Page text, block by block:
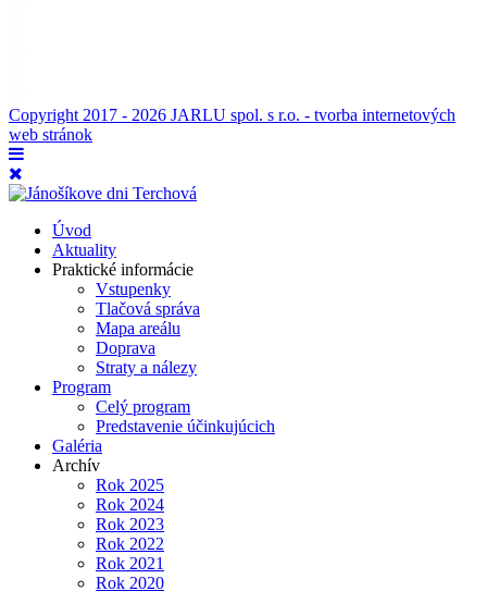
Copyright 2017 - 2026 JARLU spol. s r.o. - tvorba internetových
web stránok
Úvod
Aktuality
Praktické informácie
Vstupenky
Tlačová správa
Mapa areálu
Doprava
Straty a nálezy
Program
Celý program
Predstavenie účinkujúcich
Galéria
Archív
Rok 2025
Rok 2024
Rok 2023
Rok 2022
Rok 2021
Rok 2020